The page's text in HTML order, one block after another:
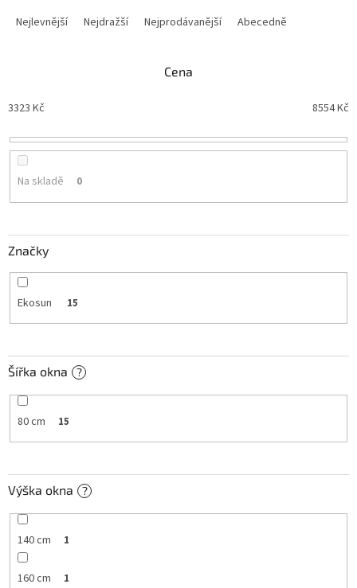
p
o
ů
Nejlevnější Nejdražší Nejprodávanější Abecedně
Cena
3323 Kč 8554Kč
Na skladě 0
Značky
Ekosun 15
Šířka okna ?
80 cm 15
Výška okna ?
140 cm 1
160 cm 1